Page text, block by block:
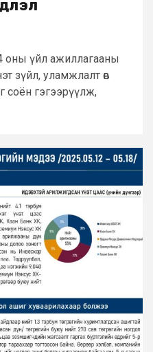
оны үйл ажиллагааны
зүйл, уламжлалт өв
соён гэгээрүүлж,